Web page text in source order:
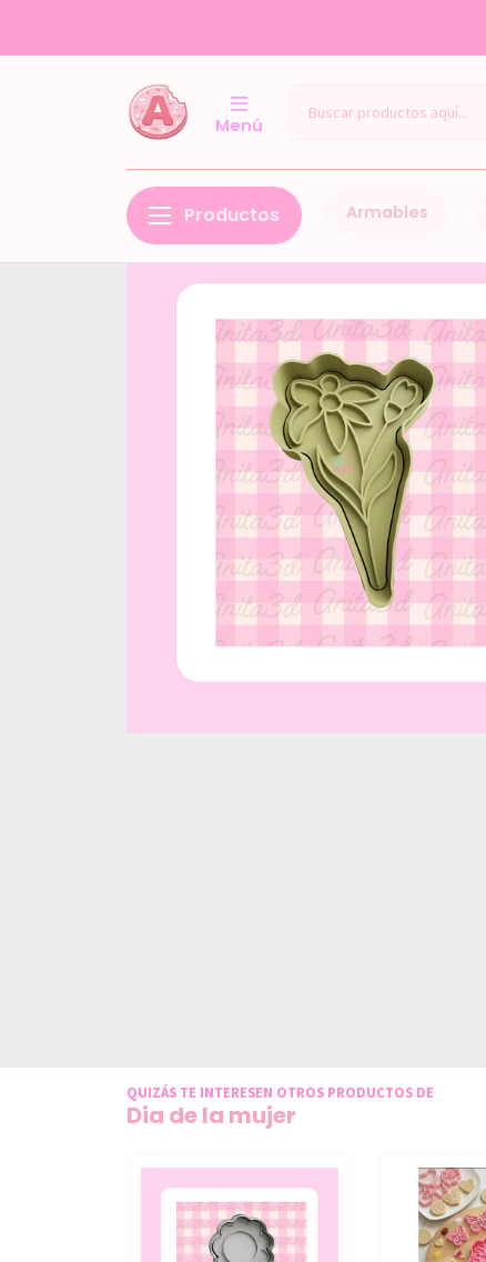
Menú
Productos Armables
QUIZÁS TE INTERESEN OTROS PRODUCTOS DE
Dia de la mujer